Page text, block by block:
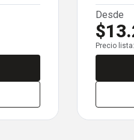
Desde
Precio lista: